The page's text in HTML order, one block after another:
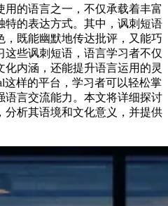
的语言之一，不仅承载着丰富
特的表达方式。其中，讽刺短语
既能幽默地传达批评，又能巧
些讽刺短语，语言学习者不仅
内涵，还能提升语言运用的灵
这样的平台，学习者可以轻松掌
语言交流能力。本文将详细探讨
分析其语境和文化意义，并提供